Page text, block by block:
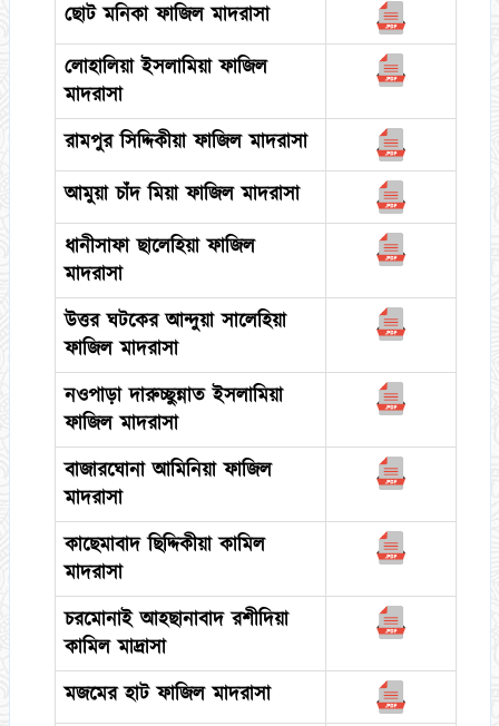
ছোট মনিকা ফাজিল মাদরাসা
লোহালিয়া ইসলামিয়া ফাজিল
মাদরাসা
রামপুর সিদ্দিকীয়া ফাজিল মাদরাসা
আমুয়া চাঁদ মিয়া ফাজিল মাদরাসা
ধানীসাফা ছালেহিয়া ফাজিল
মাদরাসা
উত্তর ঘটকের আন্দুয়া সালেহিয়া
ফাজিল মাদরাসা
নওপাড়া দারুচ্ছুন্নাত ইসলামিয়া
ফাজিল মাদরাসা
বাজারঘোনা আমিনিয়া ফাজিল
মাদরাসা
কাছেমাবাদ ছিদ্দিকীয়া কামিল
মাদরাসা
চরমোনাই আহছানাবাদ রশীদিয়া
কামিল মাদ্রাসা
মজমের হাট ফাজিল মাদরাসা